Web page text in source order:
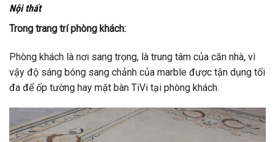
Nội thất
Trong trang trí phòng khách:
Phòng khách là nơi sang trọng, là trung tâm của căn nhà, vì
vậy độ sáng bóng sang chảnh của marble được tận dụng tối
đa để ốp tường hay mặt bàn TiVi tại phòng khách.